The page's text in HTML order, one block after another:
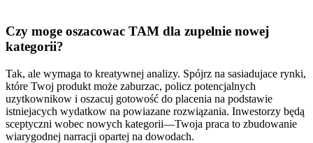
Czy moge oszacowac TAM dla zupelnie nowej
kategorii?
Tak, ale wymaga to kreatywnej analizy. Spójrz na sasiadujace rynki,
które Twoj produkt może zaburzac, policz potencjalnych
uzytkownikow i oszacuj gotowość do placenia na podstawie
istniejacych wydatkow na powiazane rozwiązania. Inwestorzy będą
sceptyczni wobec nowych kategorii—Twoja praca to zbudowanie
wiarygodnej narracji opartej na dowodach.